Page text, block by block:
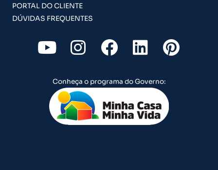
PORTAL DO CLIENTE
DÚVIDAS FREQUENTES
Y
o
u
t
u
b
I
n
s
t
a
g
F
a
c
e
b
o
L
i
n
k
e
d
P
i
Conheça o programa do Governo: